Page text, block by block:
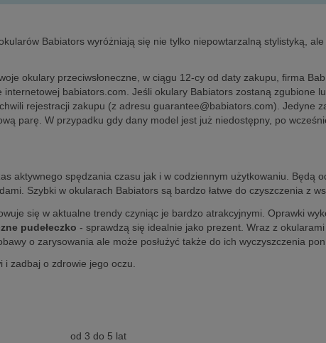
Babiators wyróżniają się nie tylko niepowtarzalną stylistyką,
okulary przeciwsłoneczne, w ciągu 12-cy od daty zakupu, firma
babiators.com. Jeśli okulary Babiators zostaną zgubione
rejestracji zakupu (z adresu guarantee@babiators.com). Jedyne
parę. W przypadku gdy dany model jest już niedostępny, po
aktywnego spędzania czasu jak i w codziennym użytkowaniu. Będą
Szybki w okularach Babiators są bardzo łatwe do czyszczenia z
się w aktualne trendy czyniąc je bardzo atrakcyjnymi. Oprawki
pudełeczko - sprawdzą się idealnie jako prezent. Wraz z
o zarysowania ale może posłużyć także do ich wyczyszczenia
zadbaj o zdrowie jego oczu.
od 3 do 5 lat